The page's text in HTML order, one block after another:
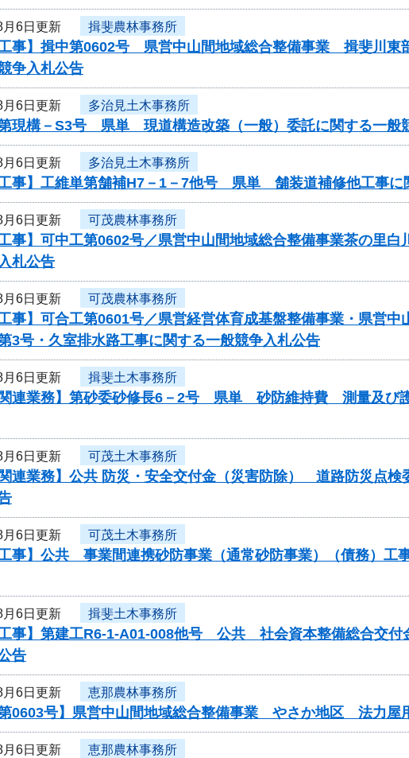
月6日更新 揖斐農林事務所
工事】揖中第0602号 県営中山間地域総合整備事業 揖斐川
争入札公告
月6日更新 多治見土木事務所
現構－S3号 県単 現道構造改築（一般）委託に関する一般
月6日更新 多治見土木事務所
工事】工維単第舗補H7－1－7他号 県単 舗装道補修他工事に
月6日更新 可茂農林事務所
工事】可中工第0602号／県営中山間地域総合整備事業茶の里
札公告
月6日更新 可茂農林事務所
工事】可合工第0601号／県営経営体育成基盤整備事業・県営
3号・久室排水路工事に関する一般競争入札公告
月6日更新 揖斐土木事務所
関連業務】第砂委砂修長6－2号 県単 砂防維持費 測量及び
月6日更新 可茂土木事務所
関連業務】公共 防災・安全交付金（災害防除） 道路防災点
月6日更新 可茂土木事務所
工事】公共 事業間連携砂防事業（通常砂防事業）（債務）工
月6日更新 揖斐土木事務所
工事】第建工R6-1-A01-008他号 公共 社会資本整備総合交付
告
月6日更新 恵那農林事務所
第0603号】県営中山間地域総合整備事業 やさか地区 法力屋
月6日更新 恵那農林事務所